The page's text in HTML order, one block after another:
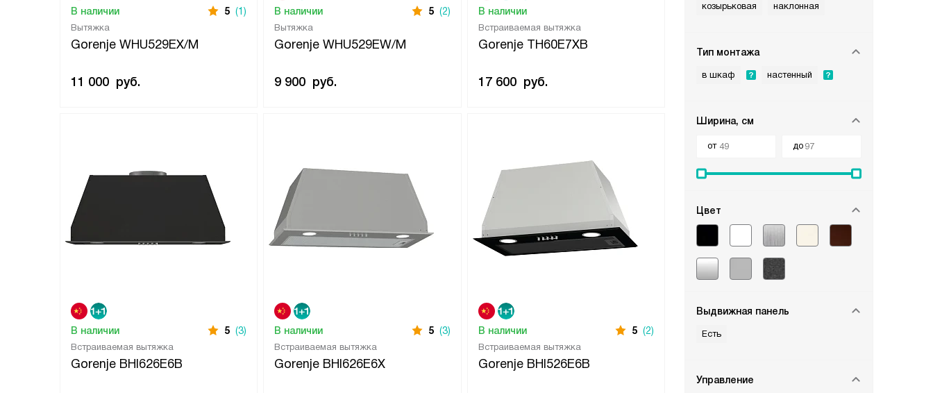
козырьковая наклонная
Тип монтажа
в шкаф настенный
Ширина, см
от до
Цвет
Выдвижная панель
Есть
Управление
Вытяжка
Gorenje WHU529EX/M
В наличии 5 (1)
11 000 руб.
Вытяжка
Gorenje WHU529EW/M
В наличии 5 (2)
9 900 руб.
Встраиваемая вытяжка
Gorenje TH60E7XB
В наличии
17 600 руб.
Встраиваемая вытяжка
Gorenje BHI626E6B
В наличии 5 (3)
Встраиваемая вытяжка
Gorenje BHI626E6X
В наличии 5 (3)
Встраиваемая вытяжка
Gorenje BHI526E6B
В наличии 5 (2)